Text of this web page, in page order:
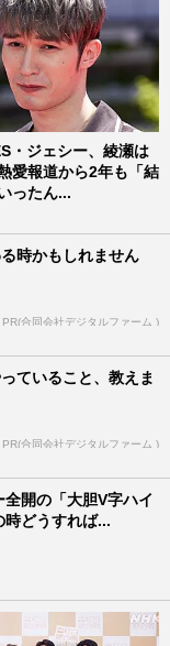
・ジェシー、綾瀬は
愛報道から2年も「結
ったん...
時かもしれません
PR(合同会社デジタルファーム )
ていること、教えま
PR(合同会社デジタルファーム )
開の「大胆V字ハイ
時どうすれば...